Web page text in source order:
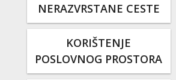
NERAZVRSTANE CESTE
KORIŠTENJE
POSLOVNOG PROSTORA